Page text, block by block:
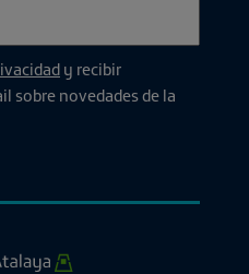
y recibir
sobre novedades de la